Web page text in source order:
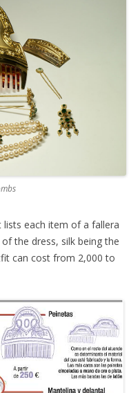
lists each item of a fallera
the dress, silk being the
can cost from 2,000 to